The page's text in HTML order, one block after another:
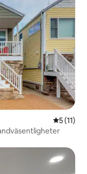
5 av 5 i
5 (11)